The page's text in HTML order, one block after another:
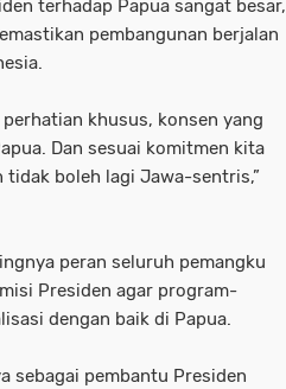
terhadap Papua sangat besar,
pembangunan berjalan
khusus, konsen yang
Dan sesuai komitmen kita
tidak boleh lagi Jawa-sentris,”
peran seluruh pemangku
Presiden agar program-
dengan baik di Papua.
sebagai pembantu Presiden